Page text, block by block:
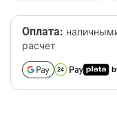
Оплата:
расчет